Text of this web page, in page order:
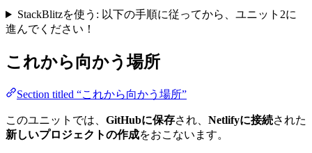
StackBlitzを使う: 以下の手順に従ってから、ユニット2に
進んでください！
これから向かう場所
Section titled “これから向かう場所”
このユニットでは、 GitHubに保存され、 Netlifyに接続された
新しいプロジェクトの作成をおこないます。